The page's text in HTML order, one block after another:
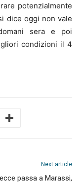
potenzialmente
dice oggi non vale
sera e poi
condizioni il 4
Next article
passa a Marassi,